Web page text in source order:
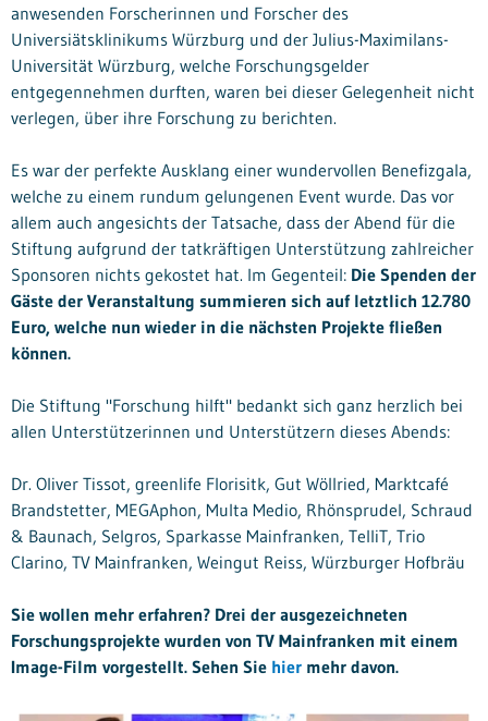
anwesenden Forscherinnen und Forscher des
Universiätsklinikums Würzburg und der Julius-Maximilans-
Universität Würzburg, welche Forschungsgelder
entgegennehmen durften, waren bei dieser Gelegenheit nicht
verlegen, über ihre Forschung zu berichten.
Es war der perfekte Ausklang einer wundervollen Benefizgala,
welche zu einem rundum gelungenen Event wurde. Das vor
allem auch angesichts der Tatsache, dass der Abend für die
Stiftung aufgrund der tatkräftigen Unterstützung zahlreicher
Sponsoren nichts gekostet hat. Im Gegenteil: Die Spenden der
Gäste der Veranstaltung summieren sich auf letztlich 12.780
Euro, welche nun wieder in die nächsten Projekte fließen
können.
Die Stiftung "Forschung hilft" bedankt sich ganz herzlich bei
allen Unterstützerinnen und Unterstützern dieses Abends:
Dr. Oliver Tissot, greenlife Florisitk, Gut Wöllried, Marktcafé
Brandstetter, MEGAphon, Multa Medio, Rhönsprudel, Schraud
& Baunach, Selgros, Sparkasse Mainfranken, TelliT, Trio
Clarino, TV Mainfranken, Weingut Reiss, Würzburger Hofbräu
Sie wollen mehr erfahren? Drei der ausgezeichneten
Forschungsprojekte wurden von TV Mainfranken mit einem
Image-Film vorgestellt. Sehen Sie hier mehr davon.